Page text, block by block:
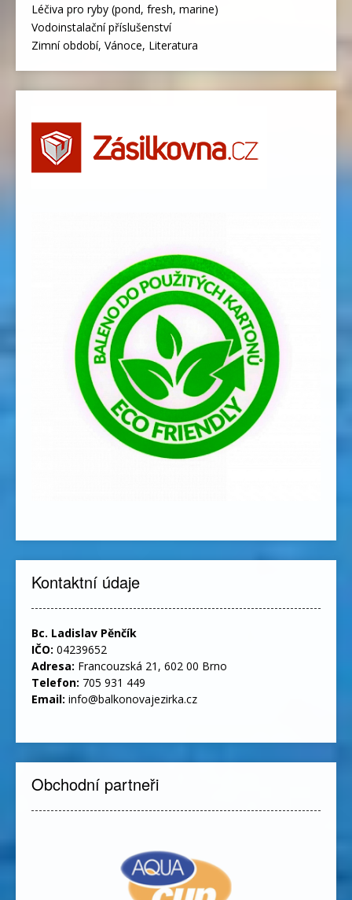
Léčiva pro ryby (pond, fresh, marine)
Vodoinstalační příslušenství
Zimní období, Vánoce, Literatura
Kontaktní údaje
Bc. Ladislav Pěnčík
IČO: 04239652
Adresa: Francouzská 21, 602 00 Brno
Telefon: 705 931 449
Email: info@balkonovajezirka.cz
Obchodní partneři